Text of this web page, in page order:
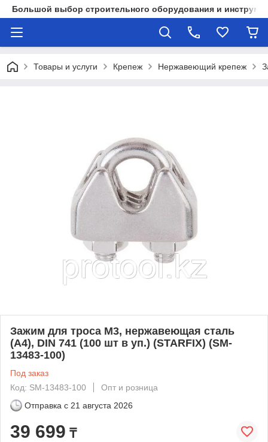
Большой выбор строительного оборудования и
Товары и услуги Крепеж Нержавеющий крепеж
Зажим для троса М3, нержавеющая сталь
(А4), DIN 741 (100 шт в уп.) (STARFIX) (SM-
13483-100)
Под заказ
Код: SM-13483-100
Опт и розница
Отправка с 21 августа 2026
39 699 ₸